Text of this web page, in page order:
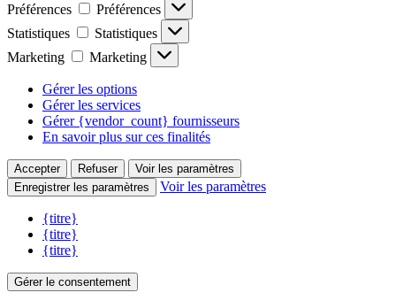
Préférences
Préférences
Statistiques
Statistiques
Marketing
Marketing
Gérer les options
Gérer les services
Gérer {vendor_count} fournisseurs
En savoir plus sur ces finalités
Accepter Refuser
Voir les paramètres
Enregistrer les paramètres
Voir les paramètres
{titre}
{titre}
{titre}
Gérer le consentement